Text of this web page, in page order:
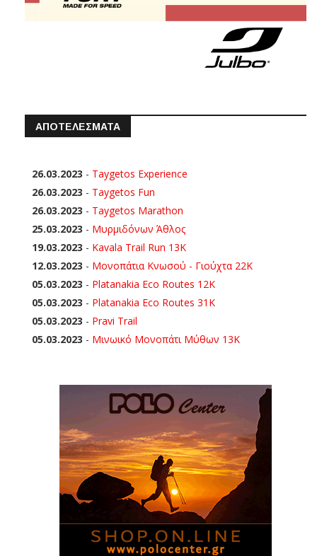
ΑΠΟΤΕΛΕΣΜΑΤΑ
26.03.2023 - Taygetos Experience
26.03.2023 - Taygetos Fun
26.03.2023 - Taygetos Marathon
25.03.2023 - Μυρμιδόνων Άθλος
19.03.2023 - Kavala Trail Run 13K
12.03.2023 - Μονοπάτια Κνωσού - Γιούχτα 22Κ
05.03.2023 - Platanakia Eco Routes 12K
05.03.2023 - Platanakia Eco Routes 31K
05.03.2023 - Pravi Trail
05.03.2023 - Μινωικό Μονοπάτι Μύθων 13Κ